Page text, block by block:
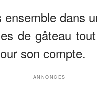
dans
de gâteau
son compte.
ANNONCES